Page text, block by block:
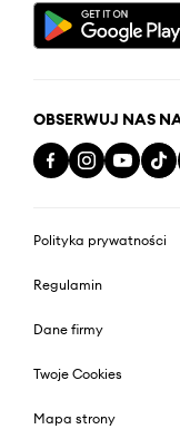
OBSERWUJ NAS
Polityka prywatności
Regulamin
Dane firmy
Twoje Cookies
Mapa strony